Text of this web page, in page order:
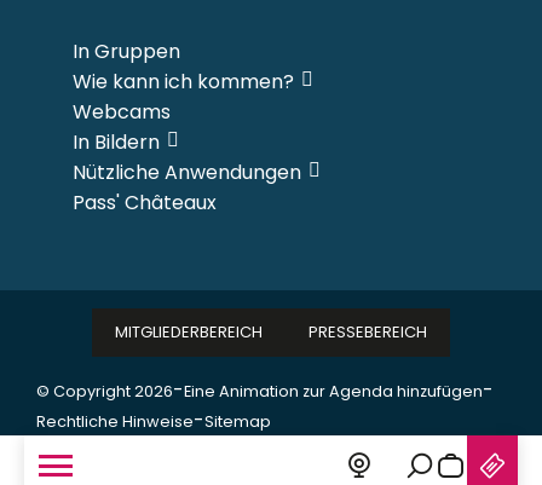
In Gruppen
Wie kann ich kommen?
Webcams
In Bildern
Nützliche Anwendungen
Pass' Châteaux
© Copyright 2026-Eine Animation zur Agenda hinzufügen-
Rechtliche Hinweise-Sitemap
MITGLIEDERBEREICH PRESSEBEREICH